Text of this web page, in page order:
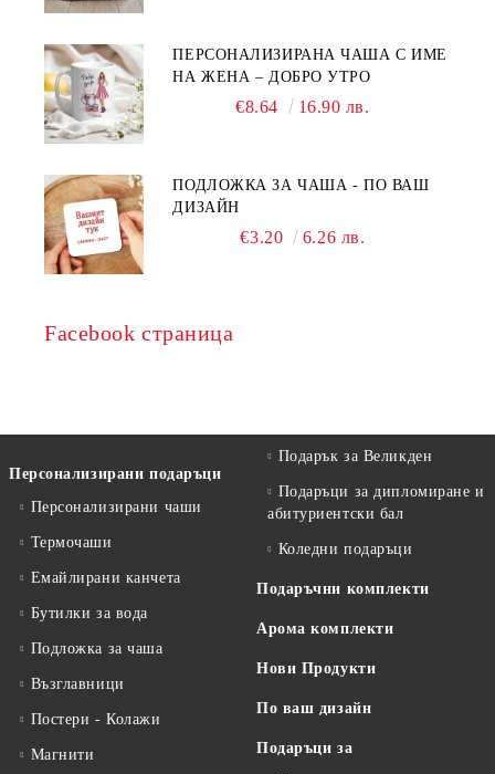
ПЕРСОНАЛИЗИРАНА ЧАША С ИМЕ
НА ЖЕНА – ДОБРО УТРО
€8.64 16.90 лв.
ПОДЛОЖКА ЗА ЧАША - ПО ВАШ
ДИЗАЙН
€3.20 6.26 лв.
Facebook страница
Персонализирани подаръци
Персонализирани чаши
Термочаши
Емайлирани канчета
Бутилки за вода
Подложка за чаша
Възглавници
Постери - Колажи
Магнити
Подарък за Великден
Подаръци за дипломиране и
абитуриентски бал
Коледни подаръци
Подаръчни комплекти
Арома комплекти
Нови Продукти
По ваш дизайн
Подаръци за